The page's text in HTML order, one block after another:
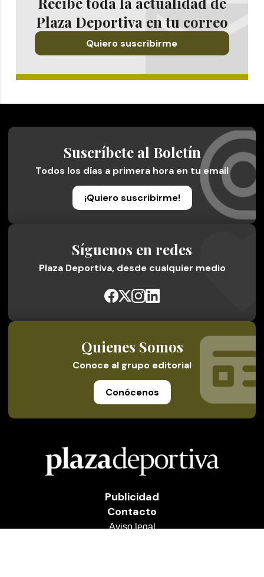
Plaza Deportiva en tu correo
Quiero suscribirme
Suscríbete al Boletín
Todos los días a primera hora en tu email
¡Quiero suscribirme!
Síguenos en redes
Plaza Deportiva, desde cualquier medio
Quienes Somos
Conoce al grupo editorial
Conócenos
Publicidad
Contacto
Aviso legal